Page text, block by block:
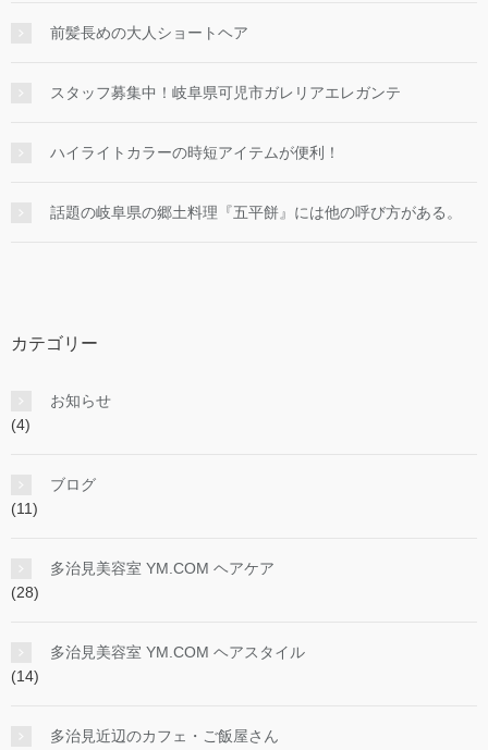
前髪長めの大人ショートヘア
スタッフ募集中！岐阜県可児市ガレリアエレガンテ
ハイライトカラーの時短アイテムが便利！
話題の岐阜県の郷土料理『五平餅』には他の呼び方がある。
カテゴリー
お知らせ
(4)
ブログ
(11)
多治見美容室 YM.COM ヘアケア
(28)
多治見美容室 YM.COM ヘアスタイル
(14)
多治見近辺のカフェ・ご飯屋さん